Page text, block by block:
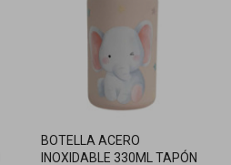
BOTELLA ACERO
INOXIDABLE 330ML TAPÓN